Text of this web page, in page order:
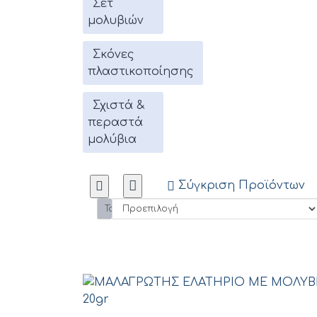
Σετ
μολυβιών
Σκόνες
πλαστικοποίησης
Σχιστά &
περαστά
μολύβια
Σύγκριση Προϊόντων
Ταξινόμηση: